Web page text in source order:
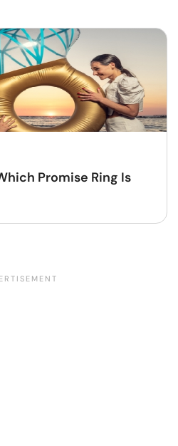
Promise Ring Is